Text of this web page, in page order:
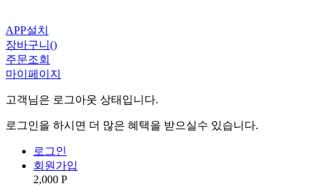
APP설치
장바구니()
주문조회
마이페이지
고객님은 로그아웃 상태입니다.
로그인을 하시면 더 많은 혜택을 받으실수 있습니다.
로그인
회원가입
2,000 P